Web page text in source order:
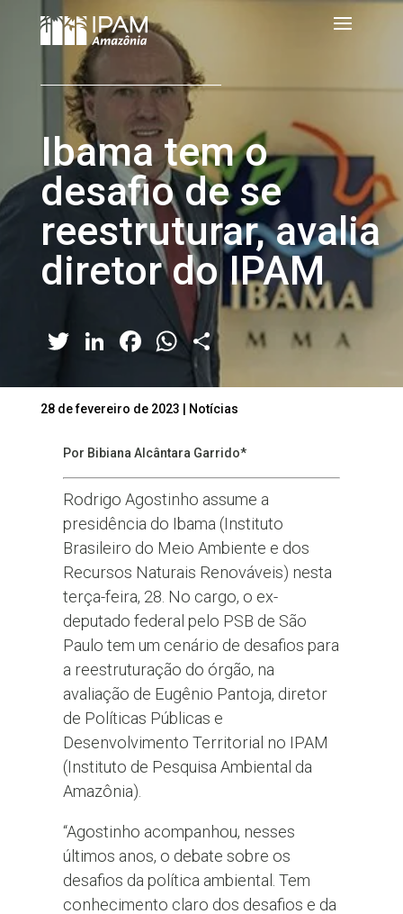
Ibama tem o
desafio de se
reestruturar, avalia
diretor do IPAM
Twitter
LinkedIn
Facebook
WhatsApp
Share
28 de fevereiro de 2023 Notícias
Por Bibiana Alcântara Garrido*
Rodrigo Agostinho assume a
presidência do Ibama (Instituto
Brasileiro do Meio Ambiente e dos
Recursos Naturais Renováveis) nesta
terça-feira, 28. No cargo, o ex-
deputado federal pelo PSB de São
Paulo tem um cenário de desafios para
a reestruturação do órgão, na
avaliação de Eugênio Pantoja, diretor
de Políticas Públicas e
Desenvolvimento Territorial no IPAM
(Instituto de Pesquisa Ambiental da
Amazônia).
“Agostinho acompanhou, nesses
últimos anos, o debate sobre os
desafios da política ambiental. Tem
conhecimento claro dos desafios e da